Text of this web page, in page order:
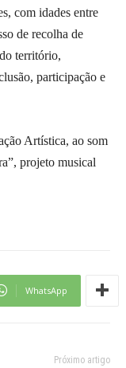
com idades entre
de recolha de
território,
participação e
Artística, ao som
projeto musical
WhatsApp
Próximo artigo